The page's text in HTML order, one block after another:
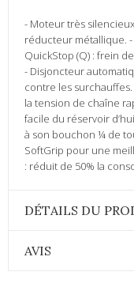
- Moteur très
réducteur métallique.
QuickStop (Q) : frein
- Disjoncteur
contre les
la tension de chaîne
facile du réservoir
à son bouchon ¼ de
SoftGrip pour une
: réduit de 50% la
DÉTAILS DU
AVIS